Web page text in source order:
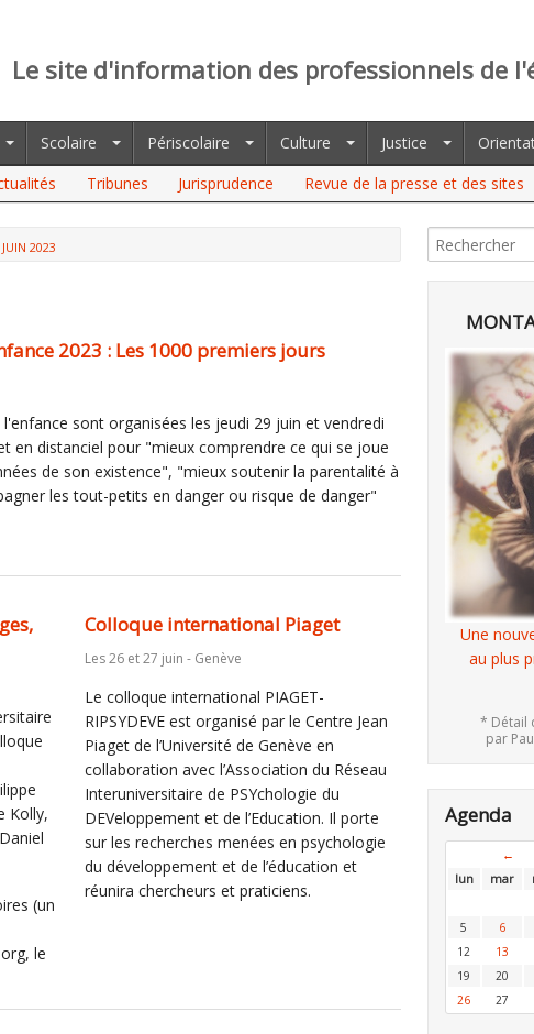
Le site d'information des professionnels de
Scolaire Périscolaire Culture Justice
Tribunes Jurisprudence Revue de la presse et des sites
JUIN 2023
2023 : Les 1000 premiers jours
sont organisées les jeudi 29 juin et vendredi
en distanciel pour "mieux comprendre ce qui se joue
de son existence", "mieux soutenir la parentalité à
les tout-petits en danger ou risque de danger"
Kolly,
(un
le
Colloque international Piaget
Les 26 et 27 juin - Genève
Le colloque international PIAGET-
RIPSYDEVE est organisé par le Centre Jean
Piaget de l’Université de Genève en
collaboration avec l’Association du Réseau
Interuniversitaire de PSYchologie du
DEVeloppement et de l’Education. Il porte
sur les recherches menées en psychologie
du développement et de l’éducation et
réunira chercheurs et praticiens.
Une
au plus
* Détail
par
Agenda
←
lun
mar
5
6
12
13
19
20
26
27